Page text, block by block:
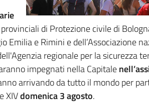
di Protezione civile di
Emilia e Rimini e dell’Associazione
regionale per la sicurezza
impegnati nella Capitale
arrivando da tutto il mondo per
XIVdomenica 3 agosto.